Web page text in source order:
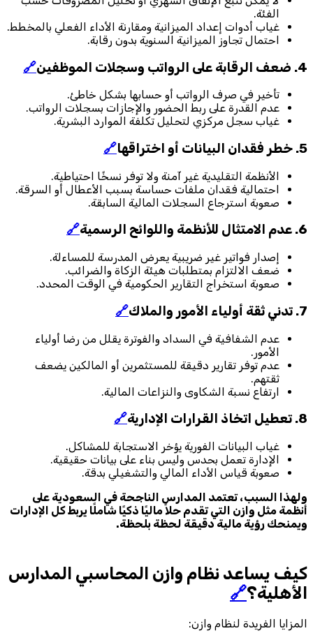
الفئة.
غياب أدوات إعداد الميزانية ومقارنة الأداء الفعلي بالمخطط.
احتمال تجاوز الميزانية السنوية بدون رقابة.
4. ضعف الرقابة على الرواتب وسجلات الموظفين🔗
تأخير في صرف الرواتب أو حسابها بشكل خاطئ.
عدم القدرة على ربط الحضور والإجازات بسجلات الرواتب.
غياب سجل مركزي لتحليل تكلفة الموارد البشرية.
5. خطر فقدان البيانات أو اختراقها🔗
الأنظمة التقليدية غير آمنة ولا توفر نسخًا احتياطية.
احتمالية فقدان ملفات حساسة بسبب الأعطال أو السرقة.
صعوبة استرجاع السجلات المالية السابقة.
6. عدم الامتثال للأنظمة واللوائح الرسمية🔗
إصدار فواتير غير ضريبية يعرض المدرسة للمساءلة.
ضعف الالتزام بمتطلبات هيئة الزكاة والضرائب.
صعوبة استخراج التقارير الحكومية في الوقت المحدد.
7. تدني ثقة أولياء الأمور والملاك🔗
عدم الشفافية في السداد والفوترة يقلل من رضا أولياء
الأمور.
عدم توفر تقارير دقيقة للمستثمرين أو المالكين يضعف
ثقتهم.
ارتفاع نسبة الشكاوى والنزاعات المالية.
8. تعطيل اتخاذ القرارات الإدارية🔗
غياب البيانات الفورية يؤخر الاستجابة للمشاكل.
الإدارة تعمل بحدس وليس بناء على بيانات حقيقية.
صعوبة قياس الأداء المالي والتشغيلي بدقة.
ولهذا السبب، تعتمد المدارس الناجحة في السعودية على
أنظمة مثل وازن التي تقدم حلاً ماليًا ذكيًا شاملًا يربط كل الإدارات
ويمنحك رؤية مالية دقيقة لحظة بلحظة.
كيف يساعد نظام وازن المحاسبي المدارس
الأهلية؟🔗
المزايا الفريدة لنظام وازن: